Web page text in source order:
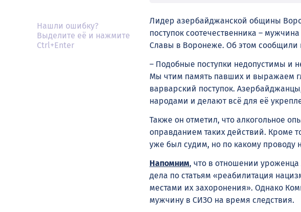
Нашли ошибку?
Выделите её и нажмите
Ctrl+Enter
Лидер азербайджанской общины
поступок соотечественника – мужчина
Славы в Воронеже. Об этом сообщили
– Подобные поступки недопустимы и
Мы чтим память павших и выражаем
варварский поступок.
народами и делают всё для её
Также он отметил, что алкогольное
оправданием таких действий. Кроме
уже был судим, но по какому проводу
Напомним, что в отношении
дела по статьям «реабилитация
местами их захоронения». Однако
мужчину в СИЗО на время следствия.